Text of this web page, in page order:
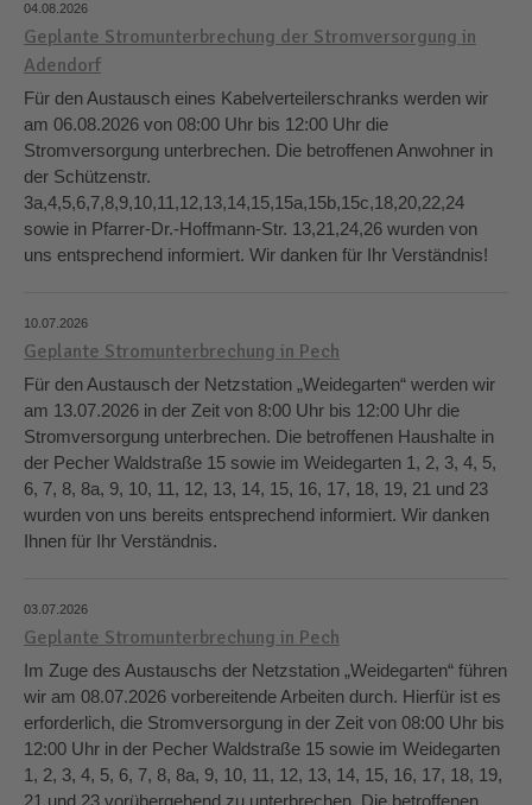
04.08.2026
Geplante Stromunterbrechung der Stromversorgung in
Adendorf
Für den Austausch eines Kabelverteilerschranks werden wir
am 06.08.2026 von 08:00 Uhr bis 12:00 Uhr die
Stromversorgung unterbrechen. Die betroffenen Anwohner in
der Schützenstr.
3a,4,5,6,7,8,9,10,11,12,13,14,15,15a,15b,15c,18,20,22,24
sowie in Pfarrer-Dr.-Hoffmann-Str. 13,21,24,26 wurden von
uns entsprechend informiert. Wir danken für Ihr Verständnis!
10.07.2026
Geplante Stromunterbrechung in Pech
Für den Austausch der Netzstation „Weidegarten“ werden wir
am 13.07.2026 in der Zeit von 8:00 Uhr bis 12:00 Uhr die
Stromversorgung unterbrechen. Die betroffenen Haushalte in
der Pecher Waldstraße 15 sowie im Weidegarten 1, 2, 3, 4, 5,
6, 7, 8, 8a, 9, 10, 11, 12, 13, 14, 15, 16, 17, 18, 19, 21 und 23
wurden von uns bereits entsprechend informiert. Wir danken
Ihnen für Ihr Verständnis.
03.07.2026
Geplante Stromunterbrechung in Pech
Im Zuge des Austauschs der Netzstation „Weidegarten“ führen
wir am 08.07.2026 vorbereitende Arbeiten durch. Hierfür ist es
erforderlich, die Stromversorgung in der Zeit von 08:00 Uhr bis
12:00 Uhr in der Pecher Waldstraße 15 sowie im Weidegarten
1, 2, 3, 4, 5, 6, 7, 8, 8a, 9, 10, 11, 12, 13, 14, 15, 16, 17, 18, 19,
21 und 23 vorübergehend zu unterbrechen. Die betroffenen